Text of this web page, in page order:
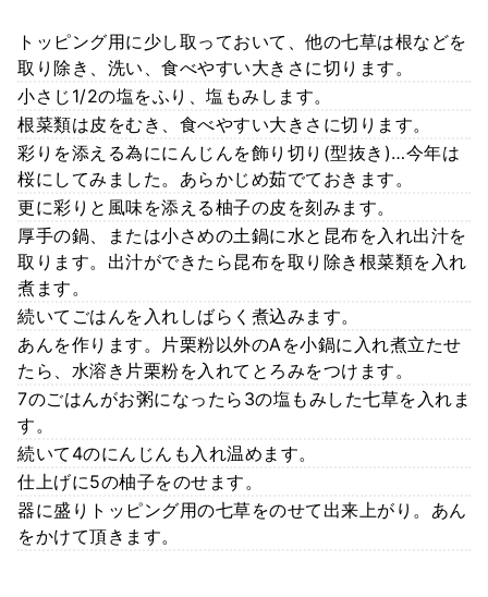
トッピング用に少し取っておいて、他の七草は根などを
取り除き、洗い、食べやすい大きさに切ります。
小さじ1/2の塩をふり、塩もみします。
根菜類は皮をむき、食べやすい大きさに切ります。
彩りを添える為ににんじんを飾り切り(型抜き)…今年は
桜にしてみました。あらかじめ茹でておきます。
更に彩りと風味を添える柚子の皮を刻みます。
厚手の鍋、または小さめの土鍋に水と昆布を入れ出汁を
取ります。出汁ができたら昆布を取り除き根菜類を入れ
煮ます。
続いてごはんを入れしばらく煮込みます。
あんを作ります。片栗粉以外のAを小鍋に入れ煮立たせ
たら、水溶き片栗粉を入れてとろみをつけます。
7のごはんがお粥になったら3の塩もみした七草を入れま
す。
続いて4のにんじんも入れ温めます。
仕上げに5の柚子をのせます。
器に盛りトッピング用の七草をのせて出来上がり。あん
をかけて頂きます。